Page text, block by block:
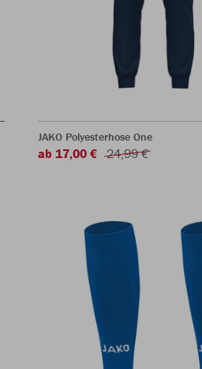
JAKO Polyesterhose One
ab 17,00 € 24,99 €